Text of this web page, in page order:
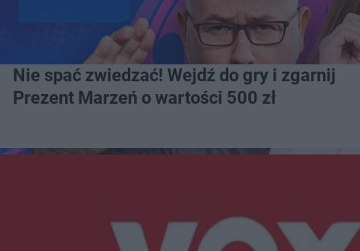
Nie spać zwiedzać! Wejdź do gry i zgarnij
Prezent Marzeń o wartości 500 zł